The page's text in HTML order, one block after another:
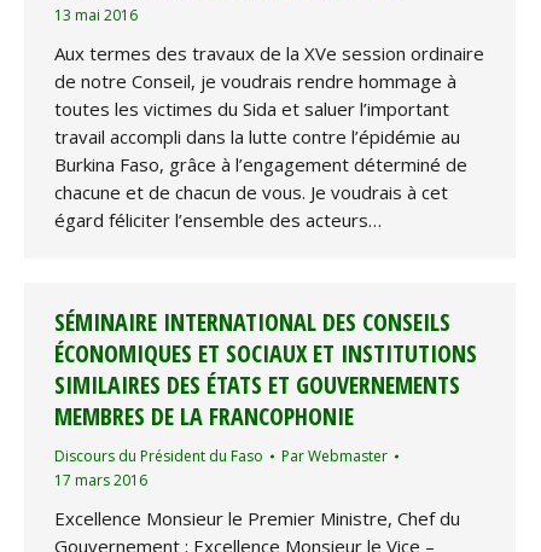
13 mai 2016
Aux termes des travaux de la XVe session ordinaire
de notre Conseil, je voudrais rendre hommage à
toutes les victimes du Sida et saluer l’important
travail accompli dans la lutte contre l’épidémie au
Burkina Faso, grâce à l’engagement déterminé de
chacune et de chacun de vous. Je voudrais à cet
égard féliciter l’ensemble des acteurs…
SÉMINAIRE INTERNATIONAL DES CONSEILS
ÉCONOMIQUES ET SOCIAUX ET INSTITUTIONS
SIMILAIRES DES ÉTATS ET GOUVERNEMENTS
MEMBRES DE LA FRANCOPHONIE
Discours du Président du Faso ParWebmaster
17 mars 2016
Excellence Monsieur le Premier Ministre, Chef du
Gouvernement ; Excellence Monsieur le Vice –